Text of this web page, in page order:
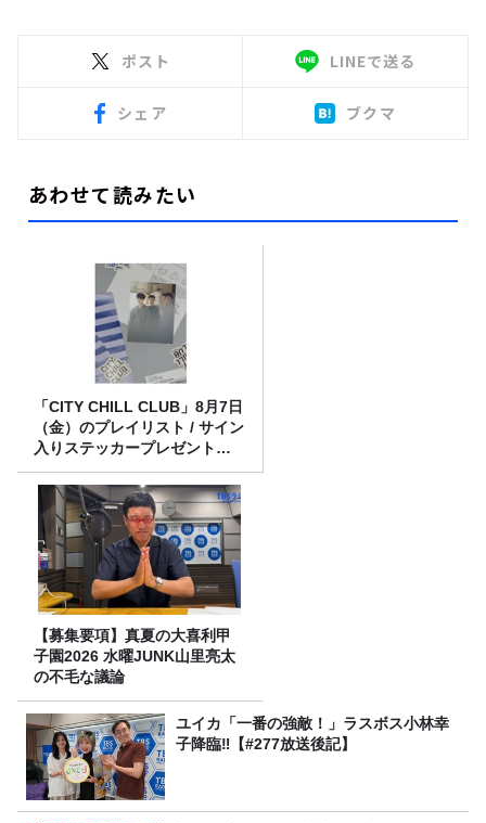
ポスト LINEで送る
シェア ブクマ
あわせて読みたい
「CITY CHILL CLUB」8月7日
（金）のプレイリスト / サイン
入りステッカープレゼント有
り
【募集要項】真夏の大喜利甲
子園2026 水曜JUNK山里亮太
の不毛な議論
ユイカ「一番の強敵！」ラスボス小林幸
子降臨‼【#277放送後記】